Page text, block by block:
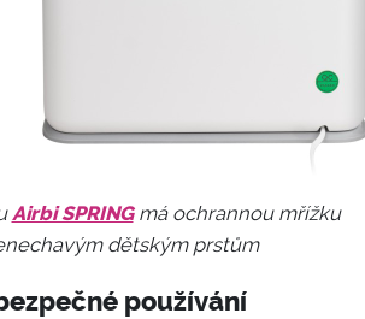
Airbi SPRINGmá ochrannou mřížku
dětským prstům
používání